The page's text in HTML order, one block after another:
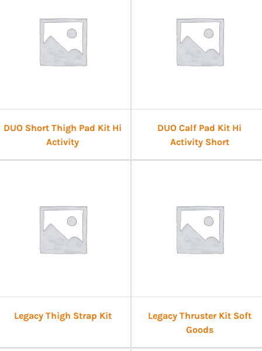
DUO Short Thigh Pad Kit Hi
Activity
DUO Calf Pad Kit Hi
Activity Short
Legacy Thigh Strap Kit
Legacy Thruster Kit Soft
Goods